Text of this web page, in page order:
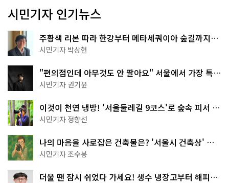
시민기자 인기뉴스
주황색 리본 따라 한강부터 메타세쿼이아 숲길까지…
서울둘레길 15코스
시민기자 박상현
"편의점인데 아무것도 안 팔아요" 서울에서 가장 특별
한 편의점의 정체
시민기자 권기윤
이것이 천연 냉방! '서울둘레길 9코스'로 숲속 피서 떠
나볼까
시민기자 정향선
나의 마음을 사로잡은 건축물은? '서울시 건축상' 수
상작 공개!
시민기자 조수봉
더울 땐 잠시 쉬었다 가세요! 생수 냉장고부터 해피소